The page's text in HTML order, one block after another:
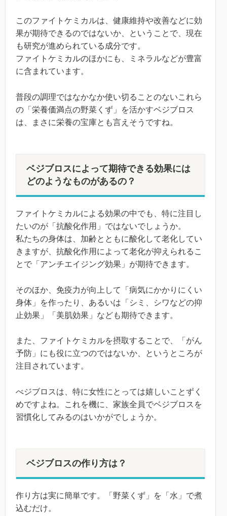
このファイトケミカルは、健康維持や改善などに効
果が期待できるのではないか、ということで、現在
も研究が進められている成分です。
ファイトケミカルのほかにも、ミネラルなどが豊富
に含まれています。
普段の調理ではなかなか使い切ることのないこれら
の「栄養価満点の野菜くず」を活かすベジブロス
は、まさに栄養の宝庫とも言えそうですね。
ベジブロスによって期待できる効果には
どのようなものがあるの？
ファイトケミカルによる効果の中でも、特に注目し
たいのが「抗酸化作用」ではないでしょうか。
私たちの身体は、加齢とともに酸化して老化してい
きますが、抗酸化作用によって老化が抑えられるこ
とで「アンチエイジング効果」が期待できます。
そのほか、免疫力が向上して「病気にかかりにくい
身体」を作ったり、あるいは「シミ、シワなどの抑
止効果」「美肌効果」なども期待できます。
また、ファイトケミカルを摂取することで、「がん
予防」にも役に立つのではないか、というところが
注目されています。
べジブロスは、特に女性にとっては嬉しいことずく
めですよね。これを機に、家族全員でベジブロスを
習慣化してみるのはいかがでしょうか。
ベジブロスの作り方は？
作り方は実に簡単です。「野菜くず」を「水」で煮
込むだけ。